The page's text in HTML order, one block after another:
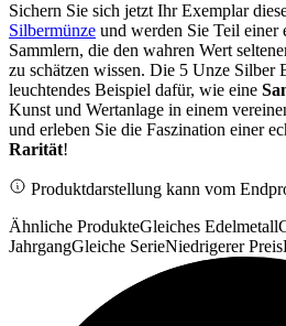
Sichern Sie sich jetzt Ihr Exemplar
Silbermünze und werden Sie Teil
Sammlern, die den wahren Wert
zu schätzen wissen. Die 5 Unze Silber
leuchtendes Beispiel dafür, wie eine
Kunst und Wertanlage in einem
und erleben Sie die Faszination einer
Rarität!
Produktdarstellung kann vom
Ähnliche ProdukteGleiches Edelmetall
JahrgangGleiche SerieNiedrigerer Preis